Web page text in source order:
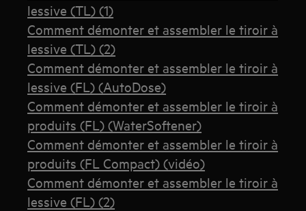
lessive (TL) (1)
Comment démonter et assembler le tiroir à
lessive (TL) (2)
Comment démonter et assembler le tiroir à
lessive (FL) (AutoDose)
Comment démonter et assembler le tiroir à
produits (FL) (WaterSoftener)
Comment démonter et assembler le tiroir à
produits (FL Compact) (vidéo)
Comment démonter et assembler le tiroir à
lessive (FL) (2)